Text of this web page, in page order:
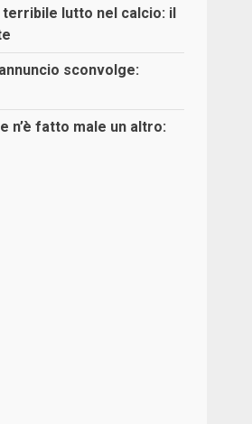
lutto nel calcio: il
sconvolge:
n’è fatto male un altro: